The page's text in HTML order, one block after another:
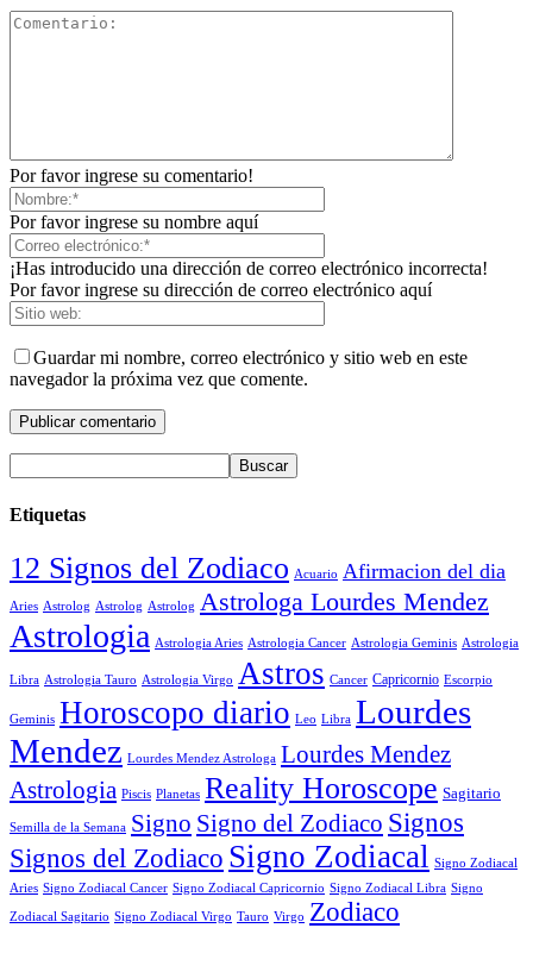
Por favor ingrese su comentario!
Por favor ingrese su nombre aquí
¡Has introducido una dirección de correo electrónico incorrecta!
Por favor ingrese su dirección de correo electrónico aquí
Guardar mi nombre, correo electrónico y sitio web en este
navegador la próxima vez que comente.
Etiquetas
12 Signos del Zodiaco Acuario Afirmacion del dia
Aries Astrolog Astrolog Astrolog Astrologa Lourdes Mendez
Astrologia Astrologia Aries Astrologia Cancer Astrologia Geminis Astrologia
Libra Astrologia Tauro Astrologia Virgo Astros Cancer Capricornio Escorpio
Geminis Horoscopo diario Leo Libra Lourdes
Mendez Lourdes Mendez Astrologa Lourdes Mendez
Astrologia Piscis Planetas Reality Horoscope Sagitario
Semilla de la Semana Signo Signo del Zodiaco Signos
Signos del Zodiaco Signo Zodiacal Signo Zodiacal
Aries Signo Zodiacal Cancer Signo Zodiacal Capricornio Signo Zodiacal Libra Signo
Zodiacal Sagitario Signo Zodiacal Virgo Tauro Virgo Zodiaco